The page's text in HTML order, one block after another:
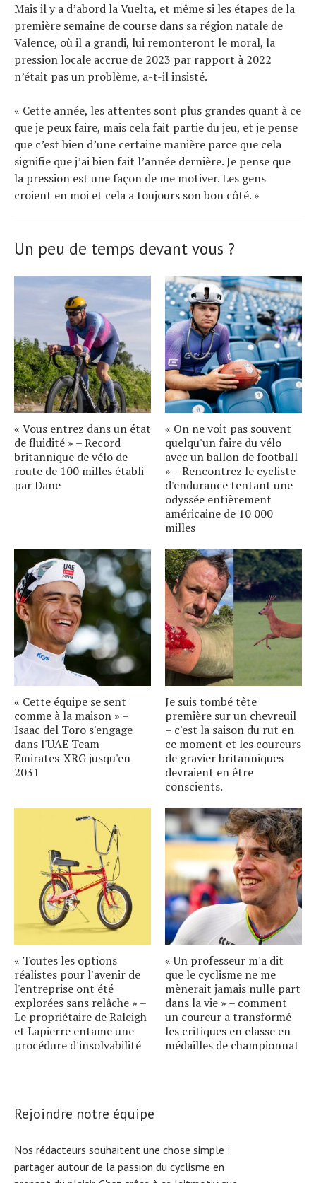
Mais il y a d’abord la Vuelta, et même si les étapes de la
première semaine de course dans sa région natale de
Valence, où il a grandi, lui remonteront le moral, la
pression locale accrue de 2023 par rapport à 2022
n’était pas un problème, a-t-il insisté.
« Cette année, les attentes sont plus grandes quant à ce
que je peux faire, mais cela fait partie du jeu, et je pense
que c’est bien d’une certaine manière parce que cela
signifie que j’ai bien fait l’année dernière. Je pense que
la pression est une façon de me motiver. Les gens
croient en moi et cela a toujours son bon côté. »
Un peu de temps devant vous ?
« Vous entrez dans un état
de fluidité » – Record
britannique de vélo de
route de 100 milles établi
par Dane
« On ne voit pas souvent
quelqu'un faire du vélo
avec un ballon de football
» – Rencontrez le cycliste
d'endurance tentant une
odyssée entièrement
américaine de 10 000
milles
« Cette équipe se sent
comme à la maison » –
Isaac del Toro s'engage
dans l'UAE Team
Emirates-XRG jusqu'en
2031
Je suis tombé tête
première sur un chevreuil
– c'est la saison du rut en
ce moment et les coureurs
de gravier britanniques
devraient en être
conscients.
« Toutes les options
réalistes pour l'avenir de
l'entreprise ont été
explorées sans relâche » –
Le propriétaire de Raleigh
et Lapierre entame une
procédure d'insolvabilité
« Un professeur m'a dit
que le cyclisme ne me
mènerait jamais nulle part
dans la vie » – comment
un coureur a transformé
les critiques en classe en
médailles de championnat
Rejoindre notre équipe
Nos rédacteurs souhaitent une chose simple :
partager autour de la passion du cyclisme en